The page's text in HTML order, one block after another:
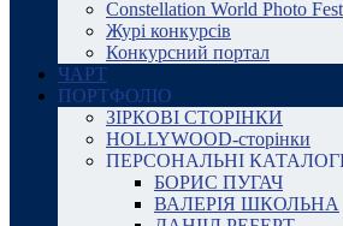
Constellation World Photo Fest
Журі конкурсів
Конкурсний портал
ЧАРТ
ПОРТФОЛІО
ЗІРКОВІ СТОРІНКИ
HOLLYWOOD-сторінки
ПЕРСОНАЛЬНІ
БОРИС ПУГАЧ
ВАЛЕРІЯ ШКОЛЬНА